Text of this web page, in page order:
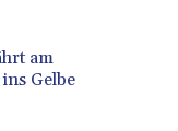
am
Gelbe